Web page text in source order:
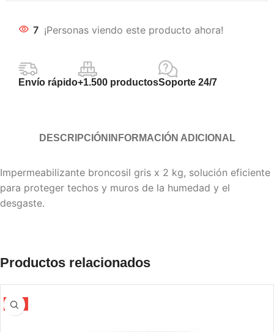
7 ¡Personas viendo este producto ahora!
Envío rápido+1.500 productosSoporte 24/7
DESCRIPCIÓN INFORMACIÓN ADICIONAL
Impermeabilizante broncosil gris x 2 kg, solución eficiente
para proteger techos y muros de la humedad y el
desgaste.
Productos relacionados
-5%